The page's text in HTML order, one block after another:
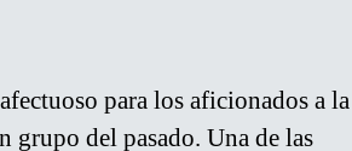
para los aficionados a la
grupo del pasado. Una de las